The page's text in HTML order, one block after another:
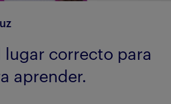
lugar correcto para
aprender.